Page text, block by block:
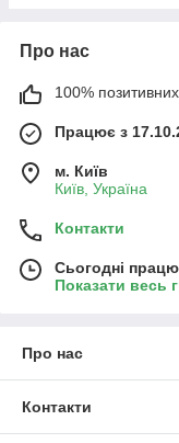
Про нас
100% позитивних
Працює з
м. Київ
Київ, Україна
Контакти
Сьогодні
Показати весь
Про нас
Контакти